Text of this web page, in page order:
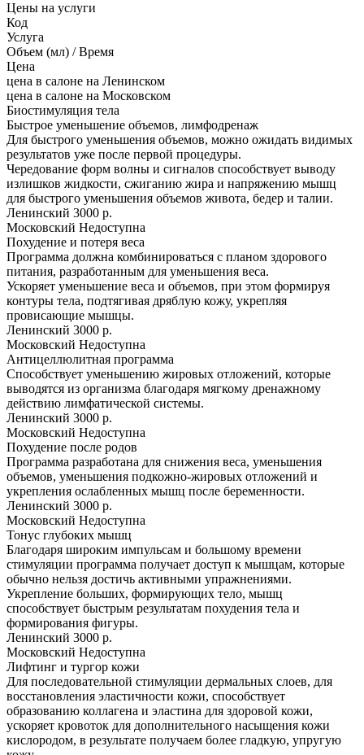
Цены на услуги
Код
Услуга
Объем (мл) / Время
Цена
цена в салоне на Ленинском
цена в салоне на Московском
Биостимуляция тела
Быстрое уменьшение объемов, лимфодренаж
Для быстрого уменьшения объемов, можно ожидать видимых
результатов уже после первой процедуры.
Чередование форм волны и сигналов способствует выводу
излишков жидкости, сжиганию жира и напряжению мышц
для быстрого уменьшения объемов живота, бедер и талии.
Ленинский 3000 р.
Московский Недоступна
Похудение и потеря веса
Программа должна комбинироваться с планом здорового
питания, разработанным для уменьшения веса.
Ускоряет уменьшение веса и объемов, при этом формируя
контуры тела, подтягивая дряблую кожу, укрепляя
провисающие мышцы.
Ленинский 3000 р.
Московский Недоступна
Антицеллюлитная программа
Способствует уменьшению жировых отложений, которые
выводятся из организма благодаря мягкому дренажному
действию лимфатической системы.
Ленинский 3000 р.
Московский Недоступна
Похудение после родов
Программа разработана для снижения веса, уменьшения
объемов, уменьшения подкожно-жировых отложений и
укрепления ослабленных мышц после беременности.
Ленинский 3000 р.
Московский Недоступна
Тонус глубоких мышц
Благодаря широким импульсам и большому времени
стимуляции программа получает доступ к мышцам, которые
обычно нельзя достичь активными упражнениями.
Укрепление больших, формирующих тело, мышц
способствует быстрым результатам похудения тела и
формирования фигуры.
Ленинский 3000 р.
Московский Недоступна
Лифтинг и тургор кожи
Для последовательной стимуляции дермальных слоев, для
восстановления эластичности кожи, способствует
образованию коллагена и эластина для здоровой кожи,
ускоряет кровоток для дополнительного насыщения кожи
кислородом, в результате получаем более гладкую, упругую